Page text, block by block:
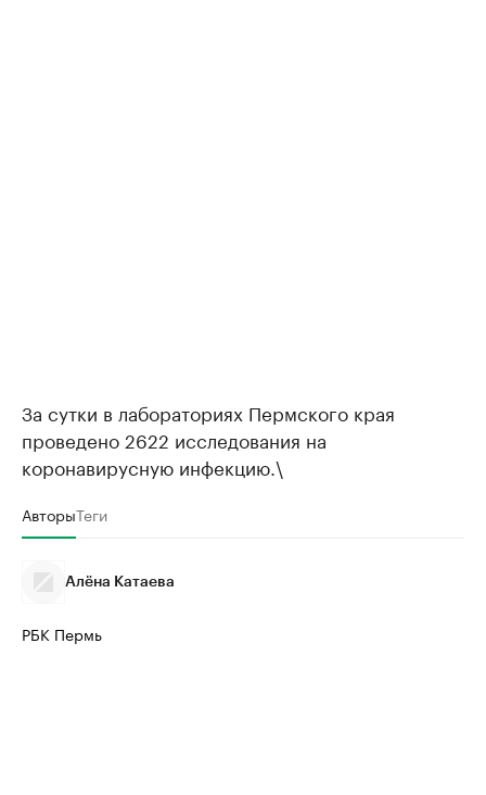
За сутки в лабораториях Пермского края
проведено 2622 исследования на
коронавирусную инфекцию.\
АвторыТеги
Алёна Катаева
РБК Пермь